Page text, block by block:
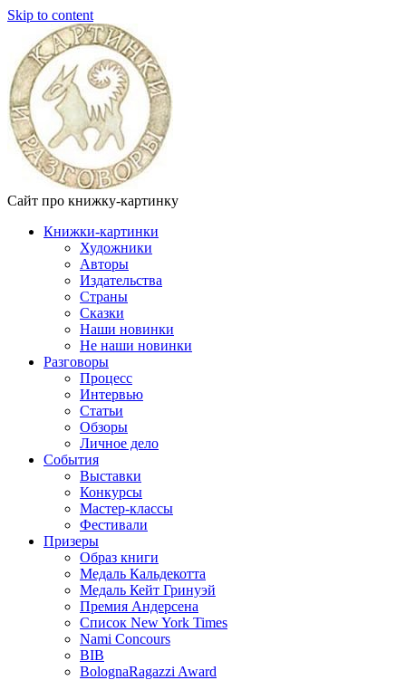
Skip to content
Сайт про книжку-картинку
Книжки-картинки
Художники
Авторы
Издательства
Страны
Сказки
Наши новинки
Не наши новинки
Разговоры
Процесс
Интервью
Статьи
Обзоры
Личное дело
События
Выставки
Конкурсы
Мастер-классы
Фестивали
Призеры
Образ книги
Медаль Кальдекотта
Медаль Кейт Гринуэй
Премия Андерсена
Список New York Times
Nami Concours
BIB
BolognaRagazzi Award